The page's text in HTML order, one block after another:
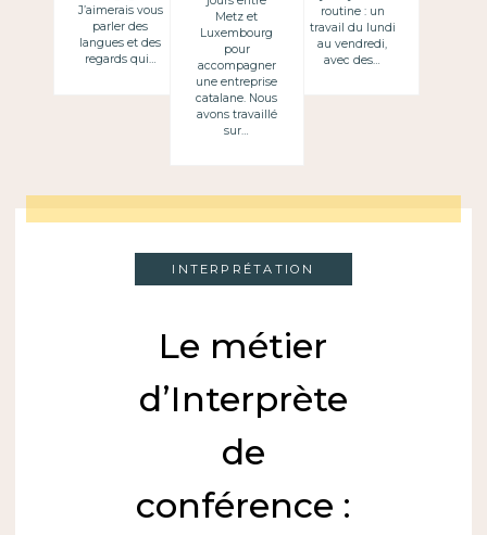
J’aimerais vous
parler des
langues et des
regards qui…
Metz et
Luxembourg
pour
accompagner
une entreprise
catalane. Nous
avons travaillé
sur…
adaptation
routine : un
travail du lundi
au vendredi,
avec des…
INTERPRÉTATION
Le métier
d’Interprète
de
conférence :